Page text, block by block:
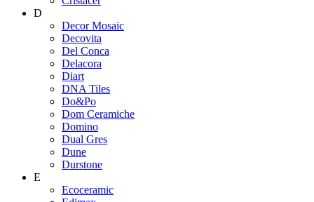
D
Decor Mosaic
Decovita
Del Conca
Delacora
Diart
DNA Tiles
Do&Po
Dom Ceramiche
Domino
Dual Gres
Dune
Durstone
E
Ecoceramic